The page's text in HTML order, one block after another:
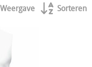
Weergave Sorteren